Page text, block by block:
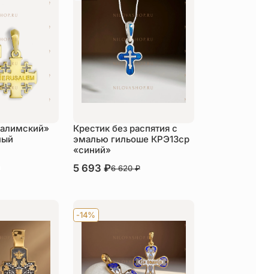
Крестик без распятия с
эмалью гильоше КРЭ13ср
«синий»
В наличии
5 693 ₽6 620₽
-14%